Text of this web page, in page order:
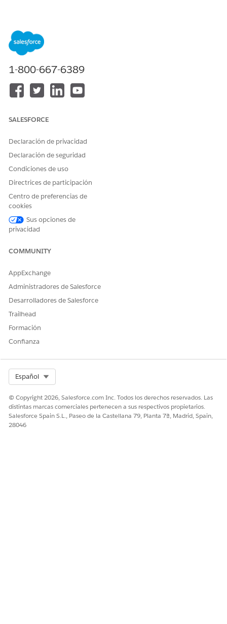
Disponible en: Ediciones
Unlimited
Cree un tipo de registro y asigne un formato de página al
tipos de registro. Por ejemplo, cree tipos de registro
separados y asigne formatos de página para objetos
campos y acciones relevantes.
para casos de uso de TI específicos. Consulte
Gestión de solicitudes
¿RESOLVIÓ ESTE ARTÍCULO SU PROBLEMA?
1-800-667-6389
SALESFORCE
Declaración de privacidad
Declaración de seguridad
Condiciones de uso
Directrices de participación
Centro de preferencias de
cookies
Sus opciones de
privacidad
COMMUNITY
AppExchange
Administradores de Salesforce
Desarrolladores de Salesforce
Trailhead
Formación
Confianza
Español
© Copyright 2026, Salesforce.com Inc. Todos los derechos reservados. Las
distintas marcas comerciales pertenecen a sus respectivos propietarios.
Salesforce Spain S.L., Paseo de la Castellana 79, Planta 7ª, Madrid, Spain,
28046